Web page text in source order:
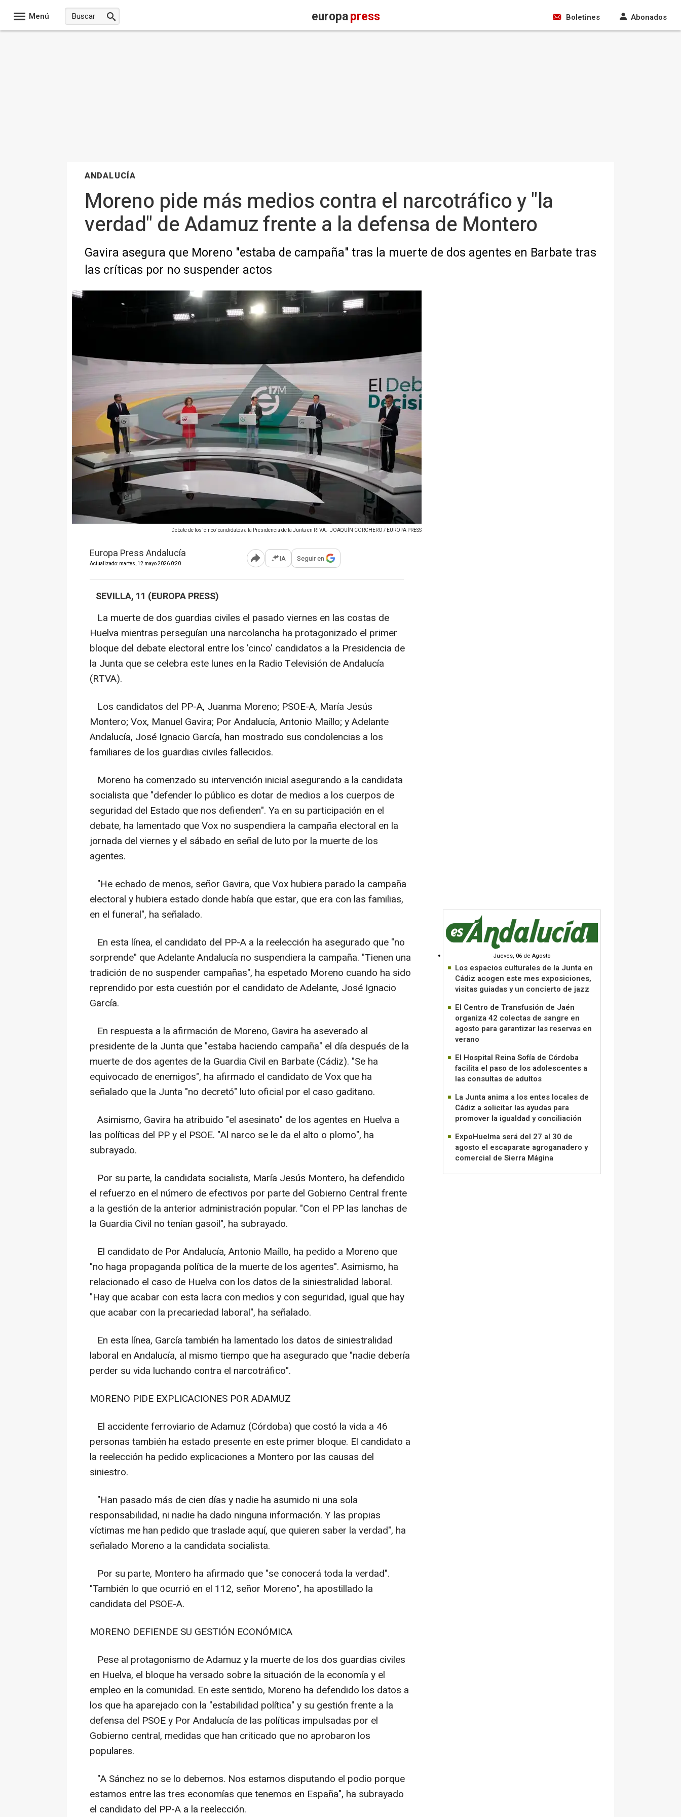
Menú europapress Boletines Abonados
ANDALUCÍA
Moreno pide más medios contra el narcotráfico y "la
verdad" de Adamuz frente a la defensa de Montero
Gavira asegura que Moreno "estaba de campaña" tras la muerte de dos agentes en Barbate tras
las críticas por no suspender actos
Debate de los 'cinco' candidatos a la Presidencia de la Junta en RTVA.- JOAQUÍN CORCHERO / EUROPA PRESS
Europa Press Andalucía
Actualizado: martes, 12 mayo 2026 0:20 Abrir opciones para compartir
IA Seguir en
SEVILLA, 11 (EUROPA PRESS)
La muerte de dos guardias civiles el pasado viernes en las costas de
Huelva mientras perseguían una narcolancha ha protagonizado el primer
bloque del debate electoral entre los 'cinco' candidatos a la Presidencia de
la Junta que se celebra este lunes en la Radio Televisión de Andalucía
(RTVA).
Los candidatos del PP-A, Juanma Moreno; PSOE-A, María Jesús
Montero; Vox, Manuel Gavira; Por Andalucía, Antonio Maíllo; y Adelante
Andalucía, José Ignacio García, han mostrado sus condolencias a los
familiares de los guardias civiles fallecidos.
Moreno ha comenzado su intervención inicial asegurando a la candidata
socialista que "defender lo público es dotar de medios a los cuerpos de
seguridad del Estado que nos defienden". Ya en su participación en el
debate, ha lamentado que Vox no suspendiera la campaña electoral en la
jornada del viernes y el sábado en señal de luto por la muerte de los
agentes.
"He echado de menos, señor Gavira, que Vox hubiera parado la campaña
electoral y hubiera estado donde había que estar, que era con las familias,
en el funeral", ha señalado.
En esta línea, el candidato del PP-A a la reelección ha asegurado que "no
sorprende" que Adelante Andalucía no suspendiera la campaña. "Tienen una
tradición de no suspender campañas", ha espetado Moreno cuando ha sido
reprendido por esta cuestión por el candidato de Adelante, José Ignacio
García.
En respuesta a la afirmación de Moreno, Gavira ha aseverado al
presidente de la Junta que "estaba haciendo campaña" el día después de la
muerte de dos agentes de la Guardia Civil en Barbate (Cádiz). "Se ha
equivocado de enemigos", ha afirmado el candidato de Vox que ha
señalado que la Junta "no decretó" luto oficial por el caso gaditano.
Asimismo, Gavira ha atribuido "el asesinato" de los agentes en Huelva a
las políticas del PP y el PSOE. "Al narco se le da el alto o plomo", ha
subrayado.
Por su parte, la candidata socialista, María Jesús Montero, ha defendido
el refuerzo en el número de efectivos por parte del Gobierno Central frente
a la gestión de la anterior administración popular. "Con el PP las lanchas de
la Guardia Civil no tenían gasoil", ha subrayado.
El candidato de Por Andalucía, Antonio Maíllo, ha pedido a Moreno que
"no haga propaganda política de la muerte de los agentes". Asimismo, ha
relacionado el caso de Huelva con los datos de la siniestralidad laboral.
"Hay que acabar con esta lacra con medios y con seguridad, igual que hay
que acabar con la precariedad laboral", ha señalado.
En esta línea, García también ha lamentado los datos de siniestralidad
laboral en Andalucía, al mismo tiempo que ha asegurado que "nadie debería
perder su vida luchando contra el narcotráfico".
MORENO PIDE EXPLICACIONES POR ADAMUZ
El accidente ferroviario de Adamuz (Córdoba) que costó la vida a 46
personas también ha estado presente en este primer bloque. El candidato a
la reelección ha pedido explicaciones a Montero por las causas del
siniestro.
"Han pasado más de cien días y nadie ha asumido ni una sola
responsabilidad, ni nadie ha dado ninguna información. Y las propias
víctimas me han pedido que traslade aquí, que quieren saber la verdad", ha
señalado Moreno a la candidata socialista.
Por su parte, Montero ha afirmado que "se conocerá toda la verdad".
"También lo que ocurrió en el 112, señor Moreno", ha apostillado la
candidata del PSOE-A.
MORENO DEFIENDE SU GESTIÓN ECONÓMICA
Pese al protagonismo de Adamuz y la muerte de los dos guardias civiles
en Huelva, el bloque ha versado sobre la situación de la economía y el
empleo en la comunidad. En este sentido, Moreno ha defendido los datos a
los que ha aparejado con la "estabilidad política" y su gestión frente a la
defensa del PSOE y Por Andalucía de las políticas impulsadas por el
Gobierno central, medidas que han criticado que no aprobaron los
populares.
"A Sánchez no se lo debemos. Nos estamos disputando el podio porque
estamos entre las tres economías que tenemos en España", ha subrayado
el candidato del PP-A a la reelección.
Jueves, 06 de Agosto
Los espacios culturales de la Junta en
Cádiz acogen este mes exposiciones,
visitas guiadas y un concierto de jazz
El Centro de Transfusión de Jaén
organiza 42 colectas de sangre en
agosto para garantizar las reservas en
verano
El Hospital Reina Sofía de Córdoba
facilita el paso de los adolescentes a
las consultas de adultos
La Junta anima a los entes locales de
Cádiz a solicitar las ayudas para
promover la igualdad y conciliación
ExpoHuelma será del 27 al 30 de
agosto el escaparate agroganadero y
comercial de Sierra Mágina